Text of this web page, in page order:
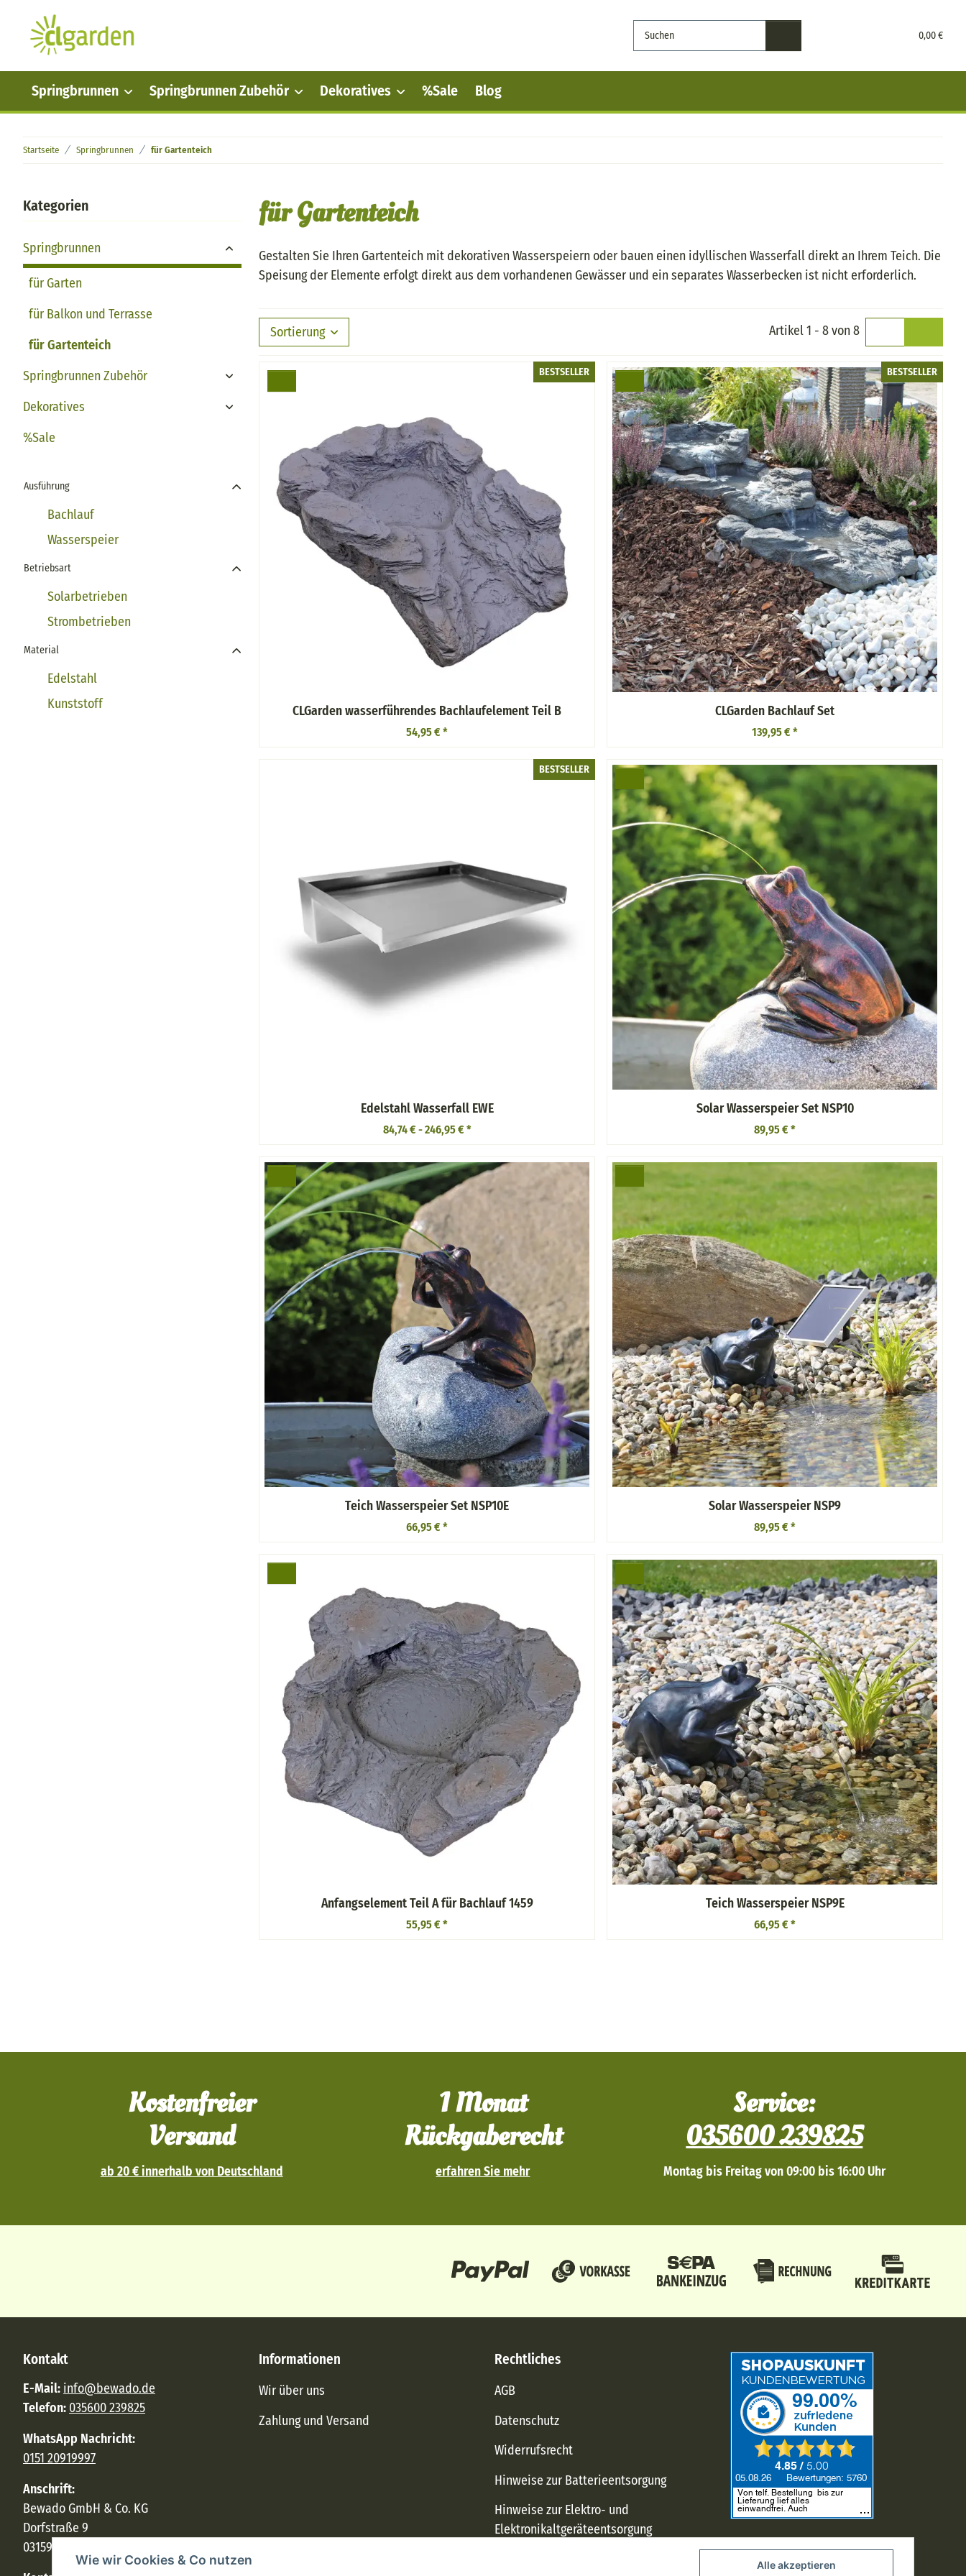
Alle akzeptieren
Wie wir Cookies & Co nutzen
0,00 €
Springbrunnen Springbrunnen Zubehör Dekoratives %Sale Blog
Startseite Springbrunnen für Gartenteich
für Gartenteich
Gestalten Sie Ihren Gartenteich mit dekorativen Wasserspeiern oder bauen einen idyllischen Wasserfall direkt an Ihrem Teich. Die
Speisung der Elemente erfolgt direkt aus dem vorhandenen Gewässer und ein separates Wasserbecken ist nicht erforderlich.
Sortierung Artikel 1 - 8 von 8
BESTSELLER
CLGarden wasserführendes Bachlaufelement Teil B
54,95 € *
BESTSELLER
CLGarden Bachlauf Set
139,95 € *
BESTSELLER
Edelstahl Wasserfall EWE
84,74 € -246,95 € *
Solar Wasserspeier Set NSP10
89,95 € *
Teich Wasserspeier Set NSP10E
66,95 € *
Solar Wasserspeier NSP9
89,95 € *
Anfangselement Teil A für Bachlauf 1459
55,95 € *
Teich Wasserspeier NSP9E
66,95 € *
Kategorien
Springbrunnen
Toggle Dropdown
für Garten
für Balkon und Terrasse
für Gartenteich
Springbrunnen Zubehör
Dekoratives
%Sale
Ausführung
Bachlauf
Wasserspeier
Betriebsart
Solarbetrieben
Strombetrieben
Material
Edelstahl
Kunststoff
Kostenfreier
Versand
ab 20 € innerhalb von Deutschland
1 Monat
Rückgaberecht
erfahren Sie mehr
Service:
035600 239825
Montag bis Freitag von 09:00 bis 16:00 Uhr
Kontakt
E-Mail: info@bewado.de
Telefon: 035600 239825
WhatsApp Nachricht:
0151 20919997
Anschrift:
Bewado GmbH & Co. KG
Dorfstraße 9
03159 Döbern
Informationen
Wir über uns
Zahlung und Versand
Rechtliches
AGB
Datenschutz
Widerrufsrecht
Hinweise zur Batterieentsorgung
Hinweise zur Elektro- und
Elektronikaltgeräteentsorgung